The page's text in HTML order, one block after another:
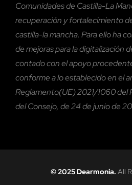
Comunidades de Castilla-La
recuperación y fortalecimiento
castilla-la mancha. Para ello ha
de mejoras para la digitalización
contado con elapoyo
conforme a lo establecido en el
Reglamento(UE) 2021/1060 del
del Consejo, de 24 de junio de
© 2025 Dearmonia. All